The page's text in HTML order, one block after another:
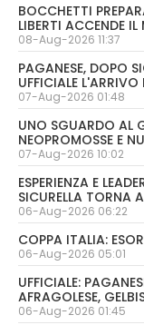
BOCCHETTI
LIBERTI ACCENDE
08-Aug-2026 11:37
PAGANESE, DOPO
UFFICIALE
07-Aug-2026 01:48
UNO SGUARDO AL
NEOPROMOSSE E
07-Aug-2026 10:02
ESPERIENZA E
SICURELLA TORNA
06-Aug-2026 06:22
COPPA ITALIA:
06-Aug-2026 05:01
UFFICIALE:
AFRAGOLESE,
06-Aug-2026 01:45